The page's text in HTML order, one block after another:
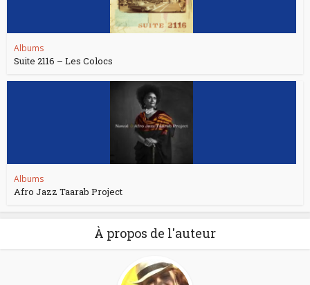
Albums
Suite 2116 – Les Colocs
Albums
Afro Jazz Taarab Project
À propos de l'auteur